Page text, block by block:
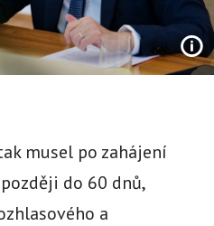
musel po zahájení
do 60 dnů,
a